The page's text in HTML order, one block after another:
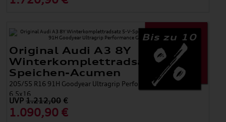
Bis zu 10
Original Audi A3 8Y
Winterkomplettradsatz 5-V-
Speichen-Acumen
205/55 R16 91H Goodyear Ultragrip Performance Gen 1 AO,
6,5x16
UVP1.212,00 €
1.090,90 €